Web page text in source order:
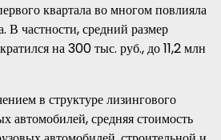
квартала во многом повлияла
В частности, средний размер
на 300 тыс. руб., до 11,2 млн
в структуре лизингового
автомобилей, средняя стоимость